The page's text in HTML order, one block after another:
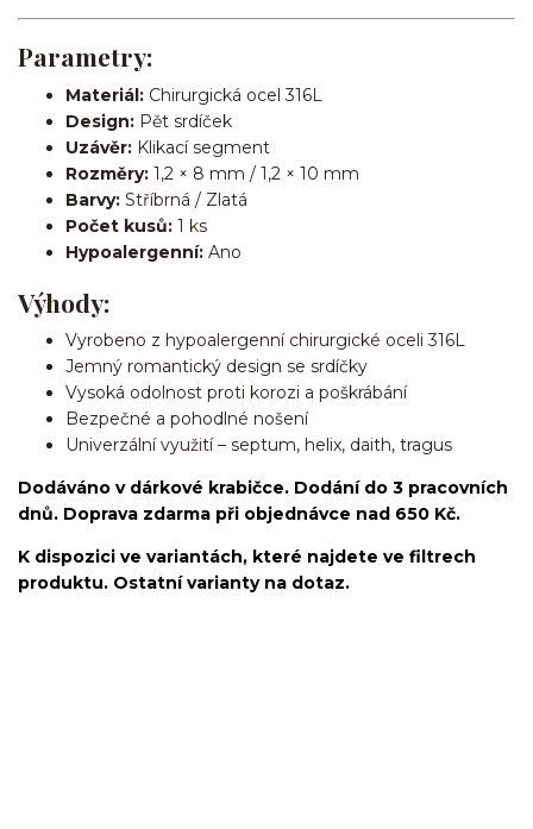
Parametry:
Materiál: Chirurgická ocel 316L
Design: Pět srdíček
Uzávěr: Klikací segment
Rozměry: 1,2 × 8 mm / 1,2 × 10 mm
Barvy: Stříbrná / Zlatá
Počet kusů: 1 ks
Hypoalergenní: Ano
Výhody:
Vyrobeno z hypoalergenní chirurgické oceli 316L
Jemný romantický design se srdíčky
Vysoká odolnost proti korozi a poškrábání
Bezpečné a pohodlné nošení
Univerzální využití – septum, helix, daith, tragus
Dodáváno v dárkové krabičce. Dodání do 3 pracovních
dnů. Doprava zdarma při objednávce nad 650 Kč.
K dispozici ve variantách, které najdete ve filtrech
produktu. Ostatní varianty na dotaz.